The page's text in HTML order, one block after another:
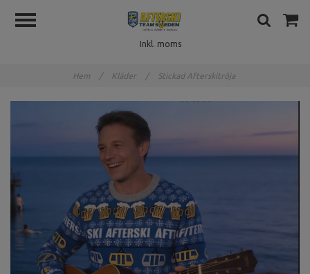
Inkl. moms
Hem / Kläder / Stickad Afterskitröja